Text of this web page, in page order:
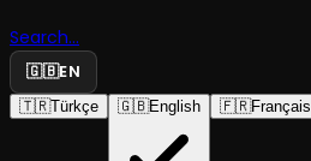
Search...
🇬🇧EN
🇹🇷Türkçe 🇬🇧English 🇫🇷Français